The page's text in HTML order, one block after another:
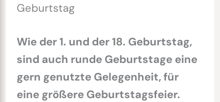
Geburtstag
Wie der 1. und der 18. Geburtstag,
sind auch runde Geburtstage eine
gern genutzte Gelegenheit, für
eine größere Geburtstagsfeier.